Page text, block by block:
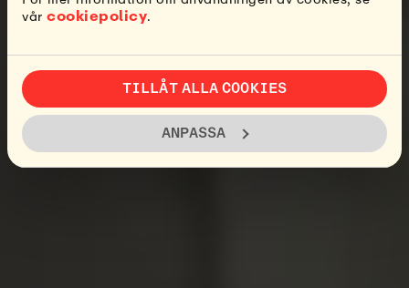
vår cookiepolicy.
TILLÅT ALLA COOKIES
ANPASSA